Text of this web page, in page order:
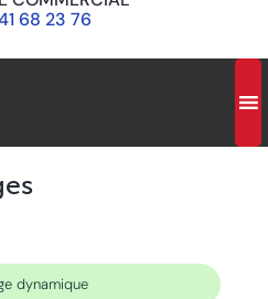
68 23 76
dynamique